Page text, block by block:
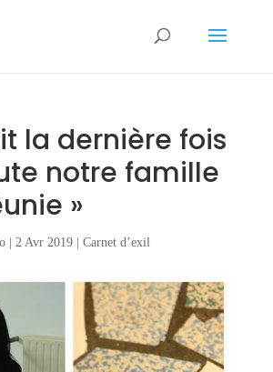
la dernière fois
notre famille
»
| 2 Avr 2019| Carnet d’exil